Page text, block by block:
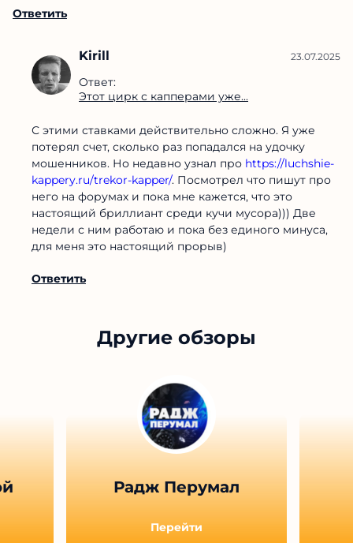
Ответить
Kirill
Ответ:
Этот цирк с капперами уже...
23.07.2025
С этими ставками действительно сложно. Я уже
потерял счет, сколько раз попадался на удочку
мошенников. Но недавно узнал про https://luchshie-
kappery.ru/trekor-kapper/. Посмотрел что пишут про
него на форумах и пока мне кажется, что это
настоящий бриллиант среди кучи мусора))) Две
недели с ним работаю и пока без единого минуса,
для меня это настоящий прорыв)
Ответить
Другие обзоры
Радж Перумал
Перейти